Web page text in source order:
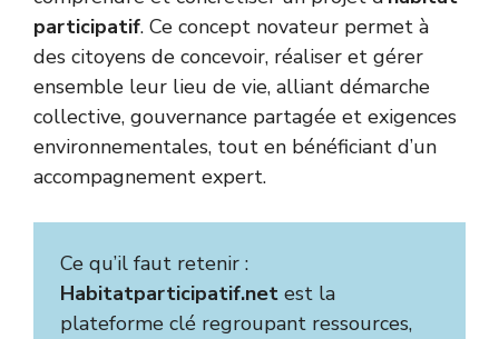
participatif. Ce concept novateur permet à
des citoyens de concevoir, réaliser et gérer
ensemble leur lieu de vie, alliant démarche
collective, gouvernance partagée et exigences
environnementales, tout en bénéficiant d’un
accompagnement expert.
Ce qu’il faut retenir :
Habitatparticipatif.net est la
plateforme clé regroupant ressources,